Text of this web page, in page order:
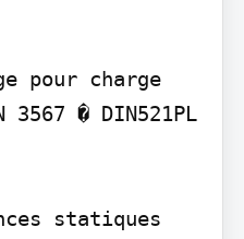
pour charge
� DIN521PL
statiques